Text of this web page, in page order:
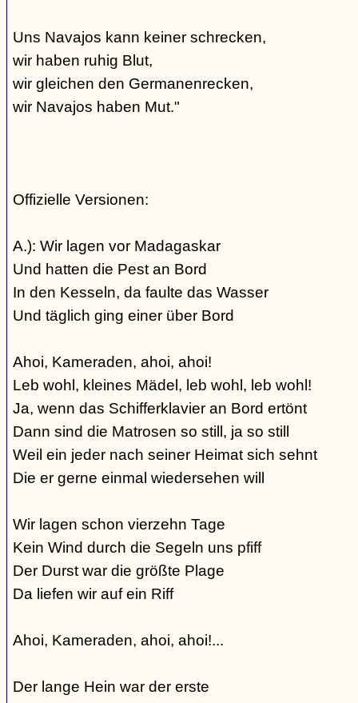
Uns Navajos kann keiner schrecken,
wir haben ruhig Blut,
wir gleichen den Germanenrecken,
wir Navajos haben Mut."
Offizielle Versionen:
A.): Wir lagen vor Madagaskar
Und hatten die Pest an Bord
In den Kesseln, da faulte das Wasser
Und täglich ging einer über Bord
Ahoi, Kameraden, ahoi, ahoi!
Leb wohl, kleines Mädel, leb wohl, leb wohl!
Ja, wenn das Schifferklavier an Bord ertönt
Dann sind die Matrosen so still, ja so still
Weil ein jeder nach seiner Heimat sich sehnt
Die er gerne einmal wiedersehen will
Wir lagen schon vierzehn Tage
Kein Wind durch die Segeln uns pfiff
Der Durst war die größte Plage
Da liefen wir auf ein Riff
Ahoi, Kameraden, ahoi, ahoi!...
Der lange Hein war der erste